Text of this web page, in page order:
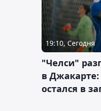
19:10, Сегодня
"Челси"
в Джакарте:
остался в